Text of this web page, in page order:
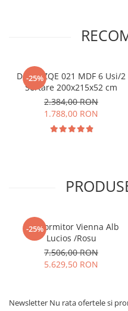
-25%
Dulap ZQE 021 MDF 6 Usi/2
Sertare 200x215x52 cm
2.384,00 RON
1.788,00 RON
-25%
Set Dormitor Vienna Alb
Lucios /Rosu
7.506,00 RON
5.629,50 RON
Newsletter Nu rata ofertele si